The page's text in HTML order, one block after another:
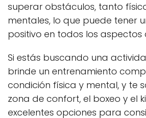
superar obstáculos, tanto
mentales, lo que puede tener
positivo en todos los aspectos
Si estás buscando una
brinde un entrenamiento
condición física y mental, y te
zona de confort, el boxeo y el
excelentes opciones para